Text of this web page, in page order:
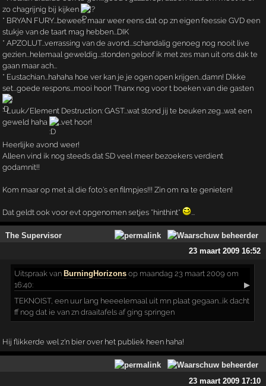
zo chagrijnig bij kijken
!?
* BRYAN FURY...bewees maar weer eens dat op zn eigen feessie GVD een
stukje van de taart mag hebben...DIK
* APZOLUT...verrassing van de avond...schandalig genoeg nog nooit live
gezien...helemaal geweldig...stonden geloof ik met zes man uit ons dak te
gaan maar ach...
* Eustachian...hahaha hoe ver kan je je ogen open krijgen...damn! Dikke
set...goede respons...mooi hoor! Thanx nog voor t boeken van die gasten
!
* Luuk/Element Destruction: GAST...wat stond jij te beuken zeg...wat een
geweld haha
...vet hoor!
Heerlijke avond weer!
Alleen vind ik nog steeds dat SD veel meer bezoekers verdient
godamnit!!
Kom maar op met al die foto's en filmpjes!!! Zin om na te genieten!
Dat geldt ook voor evt opgenomen setjes *hinthint* ...
The Supervisor
23 maart 2009 16:52
Uitspraak van BurningHorizons op maandag 23 maart 2009 om
16:40:
▶
TEKNOIST, een uur lang heeeelemaal uit mn plaat gegaan...ik dacht
ff nog dat ie van zn draaitafels af ging springen
Hij flikkerde wel z'n bier over het publiek heen haha!
23 maart 2009 17:10